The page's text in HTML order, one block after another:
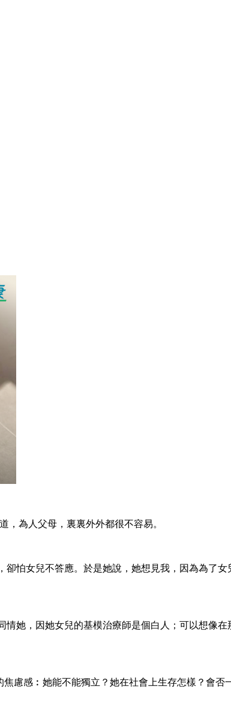
，為人父母，裏裏外外都很不容易。
怕女兒不答應。於是她說，她想見我，因為為了
她，因她女兒的基模治療師是個白人；可以想像
慮感︰她能不能獨立？她在社會上生存怎樣？會